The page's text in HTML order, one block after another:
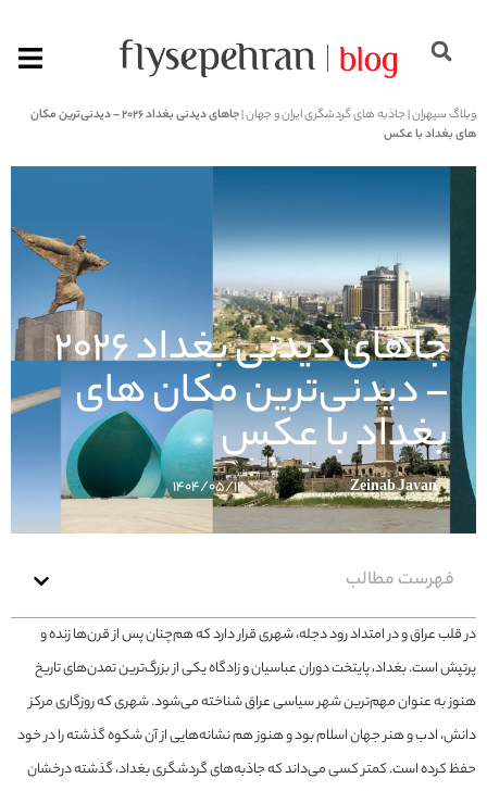
وبلاگ سپهران|جاذبه های گردشگری ایران و جهان|
جاهای دیدنی بغداد ۲۰۲۶ – دیدنی‌ترین مکان‌
های بغداد با عکس
جاهای دیدنی بغداد ۲۰۲۶
– دیدنی‌ترین مکان‌ های
بغداد با عکس
Zeinab Javan ۱۴۰۴/۰۵/۱۲
فهرست مطالب
در قلب عراق و در امتداد رود دجله، شهری قرار دارد که هم‌چنان پس از قرن‌ها زنده و
پرتپش است. بغداد، پایتخت دوران عباسیان و زادگاه یکی از بزرگ‌ترین تمدن‌های تاریخ
هنوز به عنوان مهم‌ترین شهر سیاسی عراق شناخته می‌شود. شهری که روزگاری مرکز
دانش، ادب و هنر جهان اسلام بود و هنوز هم نشانه‌هایی از آن شکوه گذشته را در خود
حفظ کرده است. کمتر کسی می‌داند که جاذبه‌های گردشگری بغداد، گذشته درخشان